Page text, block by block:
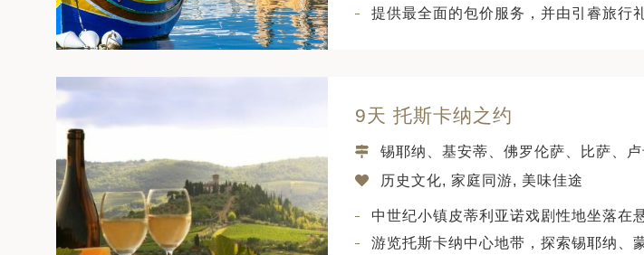
提供最全面的包价服务，并由引睿旅行
9天 托斯卡纳之约
锡耶纳、基安蒂、佛罗伦萨、比萨、
历史文化, 家庭同游, 美味佳途
中世纪小镇皮蒂利亚诺戏剧性地坐落在
游览托斯卡纳中心地带，探索锡耶纳、